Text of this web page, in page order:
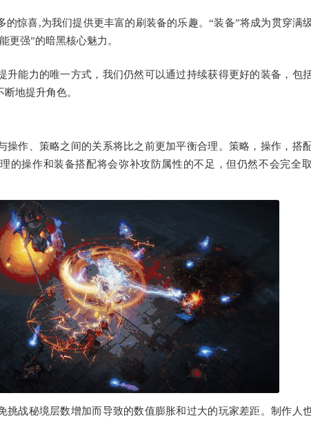
的惊喜,为我们提供更丰富的刷装备的乐趣。“装备”将成为贯穿满
更强”的暗黑核心魅力。
升能力的唯一方式，我们仍然可以通过持续获得更好的装备，包
地提升角色。
操作、策略之间的关系将比之前更加平衡合理。策略，操作，搭
的操作和装备搭配将会弥补攻防属性的不足，但仍然不会完全
挑战秘境层数增加而导致的数值膨胀和过大的玩家差距。制作人